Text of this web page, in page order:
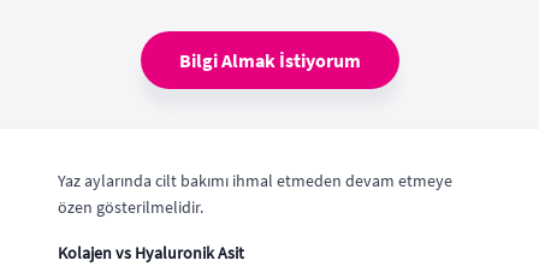
Bilgi Almak İstiyorum
Yaz aylarında cilt bakımı ihmal etmeden devam etmeye
özen gösterilmelidir.
Kolajen vs Hyaluronik Asit